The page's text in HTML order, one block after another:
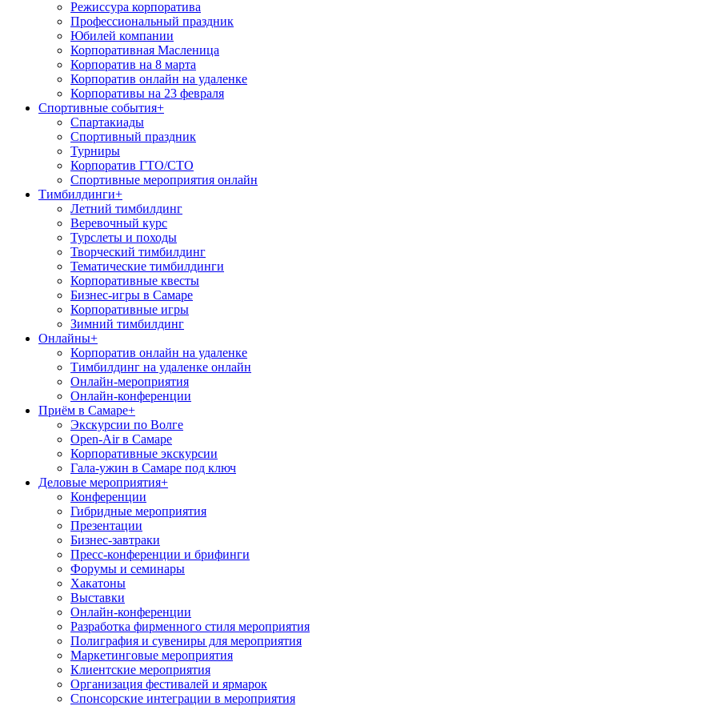
Режиссура корпоратива
Профессиональный праздник
Юбилей компании
Корпоративная Масленица
Корпоратив на 8 марта
Корпоратив онлайн на удаленке
Корпоративы на 23 февраля
Спортивные события+
Спартакиады
Спортивный праздник
Турниры
Корпоратив ГТО/СТО
Спортивные мероприятия онлайн
Тимбилдинги+
Летний тимбилдинг
Веревочный курс
Турслеты и походы
Творческий тимбилдинг
Тематические тимбилдинги
Корпоративные квесты
Бизнес-игры в Самаре
Корпоративные игры
Зимний тимбилдинг
Онлайны+
Корпоратив онлайн на удаленке
Тимбилдинг на удаленке онлайн
Онлайн-мероприятия
Онлайн-конференции
Приём в Самаре+
Экскурсии по Волге
Open-Air в Самаре
Корпоративные экскурсии
Гала-ужин в Самаре под ключ
Деловые мероприятия+
Конференции
Гибридные мероприятия
Презентации
Бизнес-завтраки
Пресс-конференции и брифинги
Форумы и семинары
Хакатоны
Выставки
Онлайн-конференции
Разработка фирменного стиля мероприятия
Полиграфия и сувениры для мероприятия
Маркетинговые мероприятия
Клиентские мероприятия
Организация фестивалей и ярмарок
Спонсорские интеграции в мероприятия